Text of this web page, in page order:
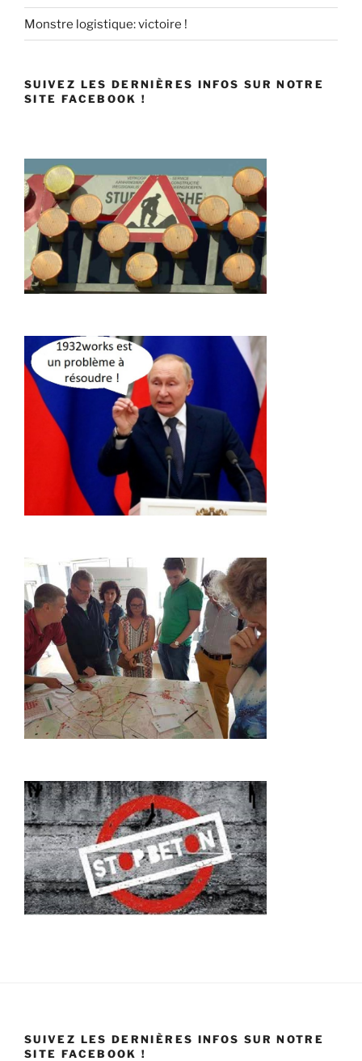
Monstre logistique: victoire !
SUIVEZ LES DERNIÈRES INFOS SUR NOTRE
SITE FACEBOOK !
SUIVEZ LES DERNIÈRES INFOS SUR NOTRE
SITE FACEBOOK !